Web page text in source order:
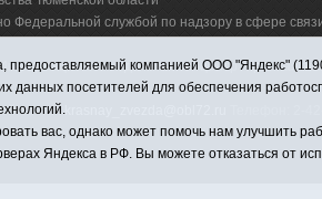
службой по надзору в сфере
издательский центр "Красная
почты:krasnay_zvezda@obl72.ru
предоставляемый компанией ООО "Яндекс"
данных посетителей для обеспечения
вас, однако может помочь нам улучшить
Яндекса в РФ. Вы можете отказаться от